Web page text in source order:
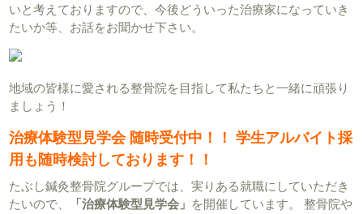
いと考えておりますので、今後どういった治療家になっていき
たいか等、お話をお聞かせ下さい。
地域の皆様に愛される整骨院を目指して私たちと一緒に頑張り
ましょう！
治療体験型見学会 随時受付中！！ 学生アルバイト採
用も随時検討しております！！
たぶし鍼灸整骨院グループでは、実りある就職にしていただき
たいので、
「治療体験型見学会」 を開催しています。 整骨院や